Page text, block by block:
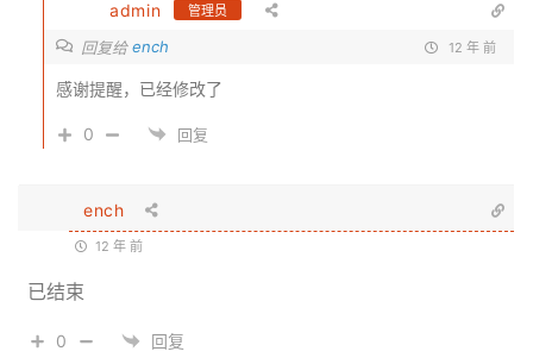
admin 管理员
回复给ench 12 年 前
感谢提醒，已经修改了
0 回复
ench
12 年 前
已结束
0 回复